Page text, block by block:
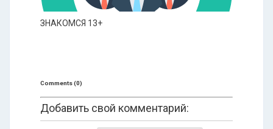
ЗНАКОМСЯ 13+
Comments (0)
Добавить свой комментарий: